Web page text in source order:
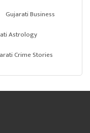
Gujarati Business
Astrology
Crime Stories